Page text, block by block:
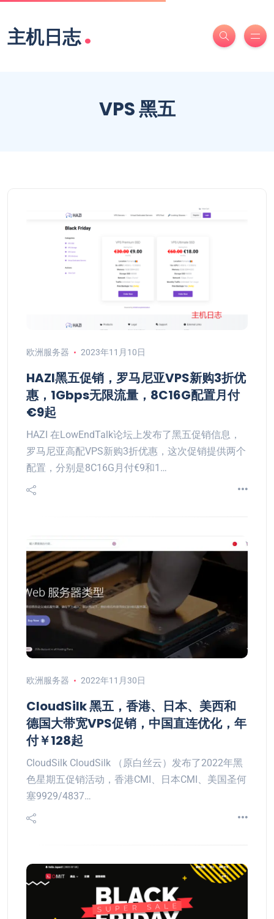
主机日志.
VPS 黑五
欧洲服务器 2023年11月10日
HAZI黑五促销，罗马尼亚VPS新购3折优
惠，1Gbps无限流量，8C16G配置月付
€9起
HAZI 在LowEndTalk论坛上发布了黑五促销信息，
罗马尼亚高配VPS新购3折优惠，这次促销提供两个
配置，分别是8C16G月付€9和1…
欧洲服务器 2022年11月30日
CloudSilk 黑五，香港、日本、美西和
德国大带宽VPS促销，中国直连优化，年
付￥128起
CloudSilk CloudSilk （原白丝云）发布了2022年黑
色星期五促销活动，香港CMI、日本CMI、美国圣何
塞9929/4837…